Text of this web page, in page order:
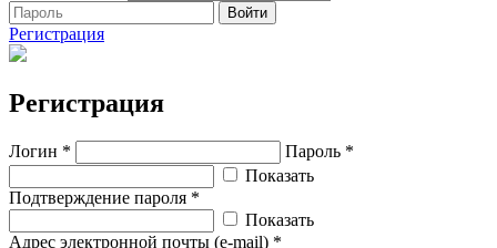
Войти
Регистрация
Регистрация
Логин *
Пароль *
Показать
Подтверждение пароля *
Показать
Адрес электронной почты (e-mail) *